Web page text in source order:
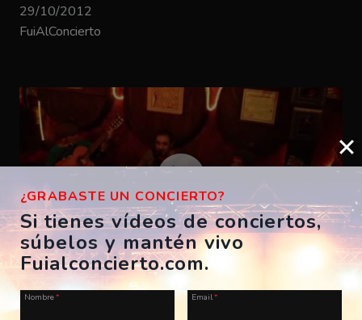
29/10/2012
FuiAlConcierto
Los Musicarios – Loco&Motora
ES, Barcelona, Gran Bodega Saltó
¿GRABASTE UN CONCIERTO?
Si tienes vídeos de conciertos,
súbelos y mantén vivo
Fuialconcierto.com.
Nombre* Email*